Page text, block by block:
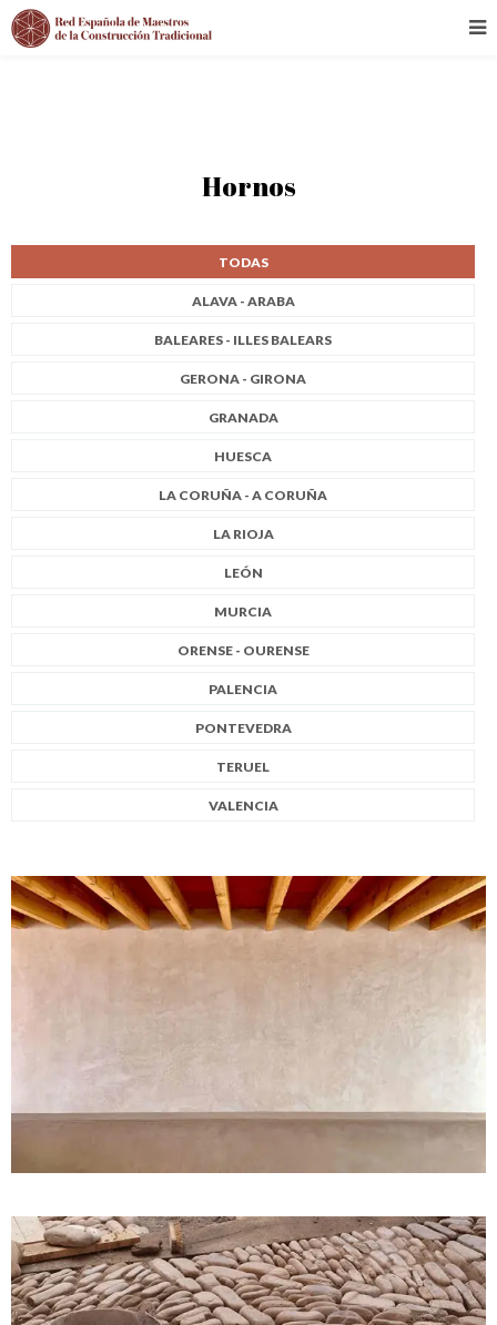
Hornos
TODAS
ALAVA - ARABA
BALEARES - ILLES BALEARS
GERONA - GIRONA
GRANADA
HUESCA
LA CORUÑA - A CORUÑA
LA RIOJA
LEÓN
MURCIA
ORENSE - OURENSE
PALENCIA
PONTEVEDRA
TERUEL
VALENCIA